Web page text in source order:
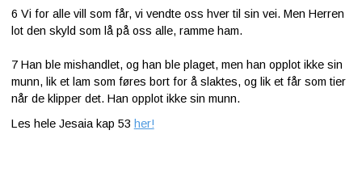
6 Vi for alle vill som får, vi vendte oss hver til sin vei. Men Herren
lot den skyld som lå på oss alle, ramme ham.
7 Han ble mishandlet, og han ble plaget, men han opplot ikke sin
munn, lik et lam som føres bort for å slaktes, og lik et får som tier
når de klipper det. Han opplot ikke sin munn.
Les hele Jesaia kap 53 her!